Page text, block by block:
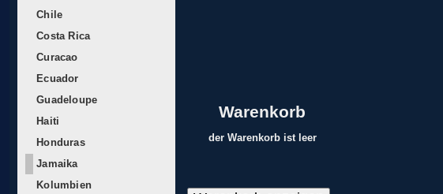
Chile
Costa Rica
Curacao
Ecuador
Guadeloupe
Haiti
Honduras
Jamaika
Kolumbien
Warenkorb
der Warenkorb ist leer